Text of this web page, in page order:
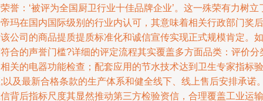
誉：‘被评为全国厨卫行业十佳品牌企业’。这一殊荣有力树立
玛在国内国际级别的行业内认可，其意味着相关行政部门奖后
公司的商品提质提质标准化和诚信宣传实现正式规模肯定。如
合的声誉门槛?详细的评定流程其实覆盖多方面品类：评价分
关的电器功能检查；配套应用的节水技术达到卫生专家指标验
以及最新合格条款的生产体系和健全线下、线上售后安排承诺
背后指标尺度其显然推动第三方检验资信，合理覆盖工业运输